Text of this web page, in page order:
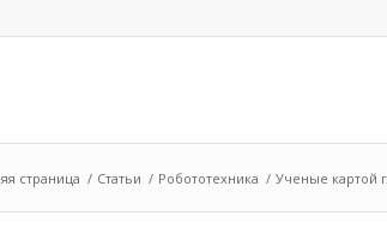
страница / Статьи / Робототехника / Ученые картой